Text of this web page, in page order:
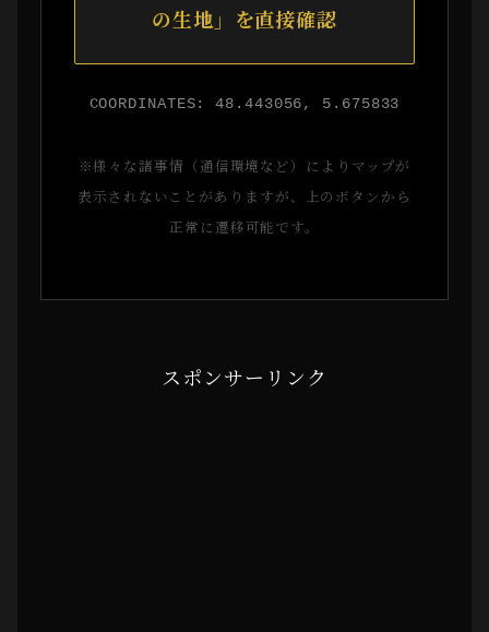
の生地」を直接確認
COORDINATES: 48.443056, 5.675833
※様々な諸事情（通信環境など）によりマップが
表示されないことがありますが、上のボタンから
正常に遷移可能です。
スポンサーリンク